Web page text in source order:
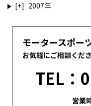
2007
モータースポー
お気軽にご相談くださ
TEL：
営業